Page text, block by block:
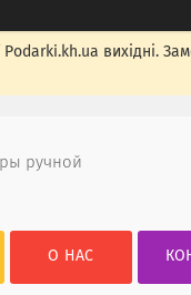
вихідні.
ручной
О НАС